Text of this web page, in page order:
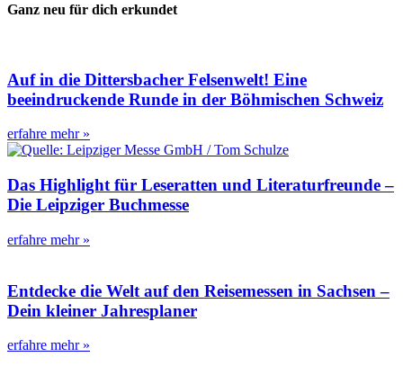
Ganz neu für dich erkundet
Auf in die Dittersbacher Felsenwelt! Eine
beeindruckende Runde in der Böhmischen Schweiz
erfahre mehr »
Das Highlight für Leseratten und Literaturfreunde –
Die Leipziger Buchmesse
erfahre mehr »
Entdecke die Welt auf den Reisemessen in Sachsen –
Dein kleiner Jahresplaner
erfahre mehr »